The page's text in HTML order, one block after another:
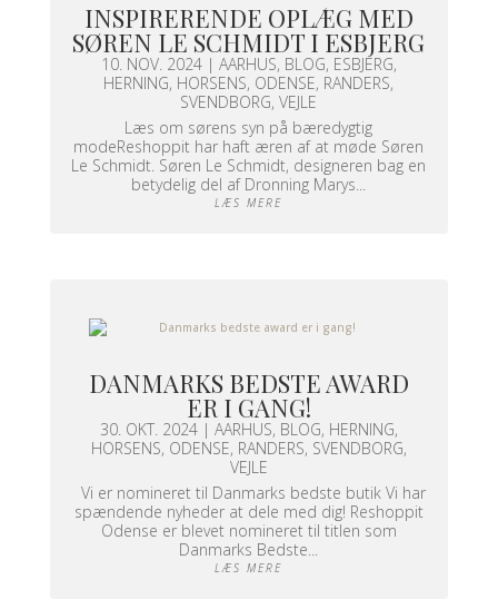
INSPIRERENDE OPLÆG MED
SØREN LE SCHMIDT I ESBJERG
10. NOV. 2024| AARHUS, BLOG, ESBJERG,
HERNING, HORSENS, ODENSE, RANDERS,
SVENDBORG,VEJLE
Læs om sørens syn på bæredygtig
modeReshoppit har haft æren af at møde Søren
Le Schmidt. Søren Le Schmidt, designeren bag en
betydelig del af Dronning Marys...
LÆS MERE
DANMARKS BEDSTE AWARD
ER I GANG!
30. OKT. 2024| AARHUS, BLOG, HERNING,
HORSENS, ODENSE, RANDERS, SVENDBORG,
VEJLE
Vi er nomineret til Danmarks bedste butik Vi har
spændende nyheder at dele med dig! Reshoppit
Odense er blevet nomineret til titlen som
Danmarks Bedste...
LÆS MERE